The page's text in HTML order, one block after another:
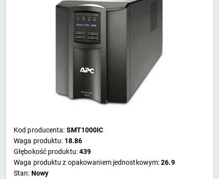
Kod producenta: SMT1000IC
Waga produktu: 18.86
Głębokość produktu:439
Waga produktu z opakowaniem jednostkowym:26.9
Stan: Nowy